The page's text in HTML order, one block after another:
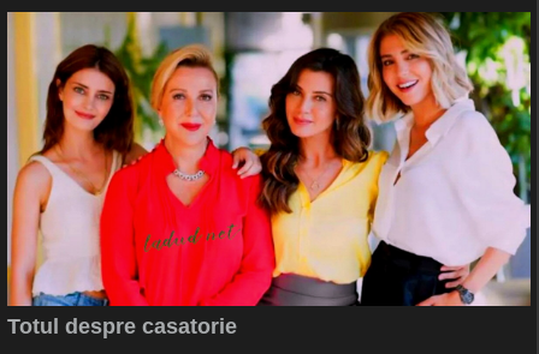
Totul despre casatorie